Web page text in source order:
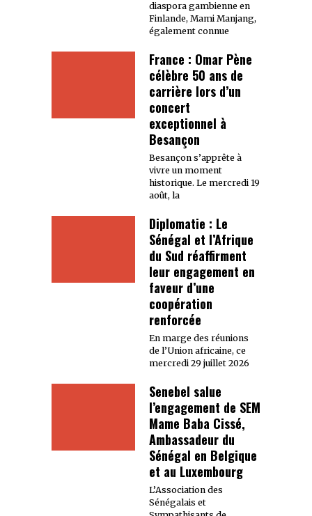
diaspora gambienne en
Finlande, Mami Manjang,
également connue
France : Omar Pène
célèbre 50 ans de
carrière lors d’un
concert
exceptionnel à
Besançon
Besançon s’apprête à
vivre un moment
historique. Le mercredi 19
août, la
Diplomatie : Le
Sénégal et l’Afrique
du Sud réaffirment
leur engagement en
faveur d’une
coopération
renforcée
En marge des réunions
de l’Union africaine, ce
mercredi 29 juillet 2026
Senebel salue
l’engagement de SEM
Mame Baba Cissé,
Ambassadeur du
Sénégal en Belgique
et au Luxembourg
L’Association des
Sénégalais et